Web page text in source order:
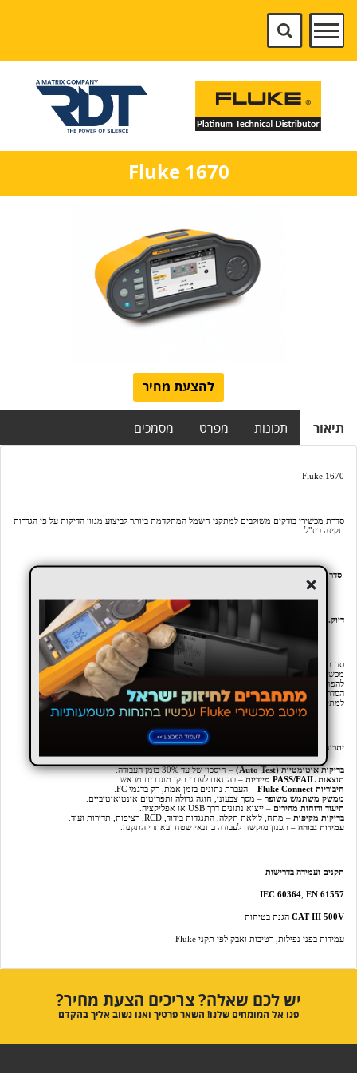
+
Fluke 1670
להצעת מחיר
תיאור תכונות מפרט מסמכים
Fluke 1670
סדרת מכשירי בודקים משולבים למתקני חשמל המתקדמת ביותר לביצוע מגוון הדיקות על פי הגדרות
תקינה בינ"ל
סדרת בודקי התקנות – Fluke 1670 Series
דיוק. מהירות. אמינות.
סדרת
מציבה סטנדרט חדש לבדיקות התקנות חשמליות.
מכשירי הסדרה משלבים טכנולוגיה מתקדמת, תפעול פשוט ואוטומציה חכמה, כדי לחסוך זמן,
להפחית טעויות ולספק תוצאות מדויקות בהתאם לתקנים המחמירים ביותר.
הסדרה כוללת את הדגמים
Fluke 1672,Fluke 1673 FC ו־Fluke 1674 FC , המתאימים
למתקינים, בודקים ומהנדסי חשמל בתעשייה ובתחזוקה.
יתרונות עיקריים
בדיקות אוטומטיות (Auto Test)
– חיסכון של עד 30% בזמן העבודה.
תוצאות PASS/FAIL מיידיות
– בהתאם לערכי תקן מוגדרים מראש.
חיבוריות Fluke Connect
– העברת נתונים בזמן אמת, רק בדגמי FC.
ממשק משתמש משופר – מסך צבעוני, חוגה גדולה ותפריטים אינטואיטיביים.
תיעוד ודוחות מהירים – ייצוא נתונים דרך USB או אפליקציה.
בדיקות מקיפות – מתח, לולאת תקלה, התנגדות בידוד, RCD, רציפות, תדירות ועוד.
עמידות גבוהה – תכנון מוקשח לעבודה בתנאי שטח ובאתרי התקנה.
תקנים ועמידה בדרישות
IEC 60364 EN 61557
CAT III 500V הגנת בטיחות
עמידות בפני נפילות, רטיבות ואבק לפי תקני Fluke
יש לכם שאלה? צריכים הצעת מחיר?
פנו אל המומחים שלנו! השאר פרטיך ואנו נשוב אליך בהקדם